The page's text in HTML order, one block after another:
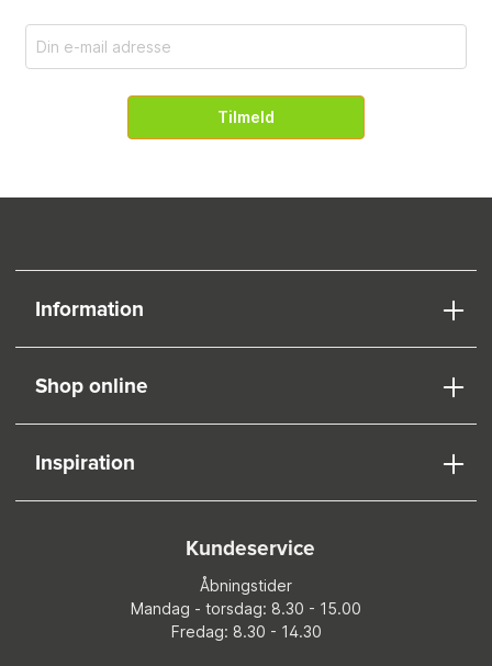
Tilmeld
Information
Shop online
Inspiration
Kundeservice
Åbningstider
Mandag - torsdag: 8.30 - 15.00
Fredag: 8.30 - 14.30